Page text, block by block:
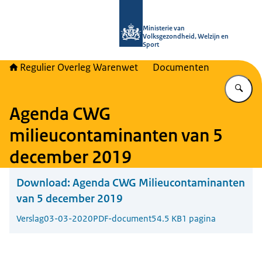
Ministerie van
Volksgezondheid, Welzijn en
Sport
Regulier Overleg Warenwet Documenten
Agenda CWG
milieucontaminanten van 5
december 2019
Download: Agenda CWG Milieucontaminanten
van 5 december 2019
Verslag03-03-2020PDF-document54.5 KB1 pagina